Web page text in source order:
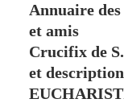
Annuaire
et amis
Crucifix de
et description